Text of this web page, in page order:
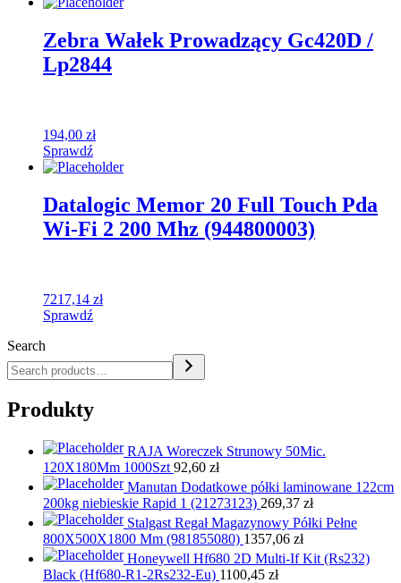
Zebra Wałek Prowadzący Gc420D /
Lp2844
194,00 zł
Sprawdź
Datalogic Memor 20 Full Touch Pda
Wi-Fi 2 200 Mhz (944800003)
7217,14 zł
Sprawdź
Search
Produkty
RAJA Woreczek Strunowy 50Mic.
120X180Mm 1000Szt 92,60 zł
Manutan Dodatkowe półki laminowane 122cm
200kg niebieskie Rapid 1 (21273123) 269,37 zł
Stalgast Regał Magazynowy Półki Pełne
800X500X1800 Mm (981855080) 1357,06 zł
Honeywell Hf680 2D Multi-If Kit (Rs232)
Black (Hf680-R1-2Rs232-Eu) 1100,45 zł